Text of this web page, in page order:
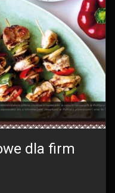
dla firm